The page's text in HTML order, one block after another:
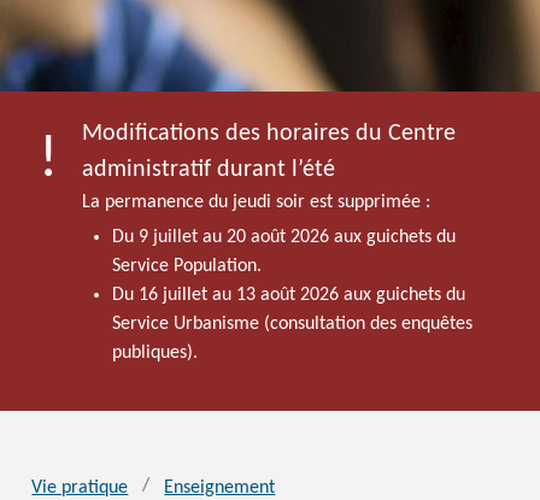
Modifications des horaires du Centre
administratif durant l’été
La permanence du jeudi soir est supprimée :
Du 9 juillet au 20 août 2026 aux guichets du
Service Population.
Du 16 juillet au 13 août 2026 aux guichets du
Service Urbanisme (consultation des enquêtes
publiques).
Vie pratique
Enseignement